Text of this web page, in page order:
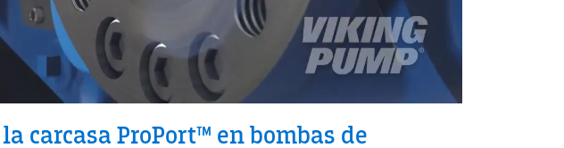
carcasa ProPort™ en bombas de